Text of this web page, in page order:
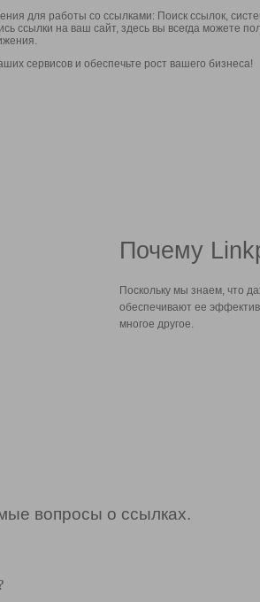
для работы со ссылками: Поиск ссылок,
ссылки на ваш сайт, здесь вы всегда можете
сервисов и обеспечьте рост вашего бизнеса!
Почему
Поскольку мы знаем, что
обеспечивают ее
многое другое.
вопросы о ссылках.